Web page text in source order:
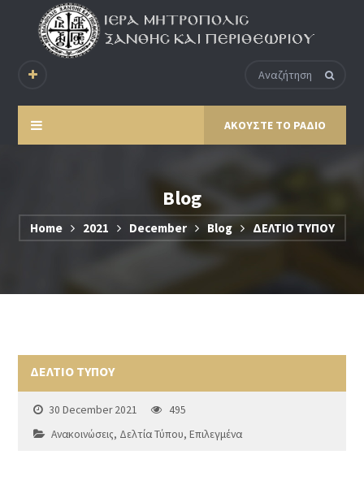
ΑΚΟΥΣΤΕ ΤΟ ΡΑΔΙΟ
Blog
Home 2021 December Blog ΔΕΛΤΙΟ ΤΥΠΟΥ
ΔΕΛΤΙΟ ΤΥΠΟΥ
30 December 2021
495
Ανακοινώσεις, Δελτία Τύπου,Επιλεγμένα